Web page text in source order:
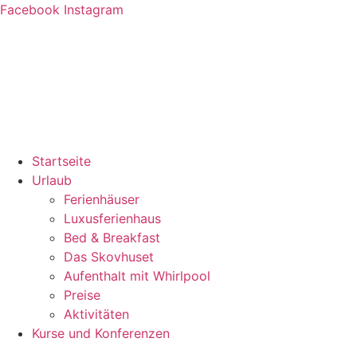
Zum
Facebook Instagram
Startseite
Urlaub
Ferienhäuser
Luxusferienhaus
Bed & Breakfast
Das Skovhuset
Aufenthalt mit Whirlpool
Preise
Aktivitäten
Kurse und Konferenzen